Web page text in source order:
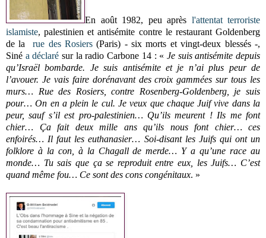
En août 1982, peu après l'attentat terroriste
islamiste, palestinien et antisémite contre le restaurant Goldenberg
de larue des Rosiers(Paris) - six morts et vingt-deux blessés -,
Siné a déclaré sur la radio Carbone 14 : « Je suis antisémite depuis
qu’Israël bombarde. Je suis antisémite et je n’ai plus peur de
l’avouer. Je vais faire dorénavant des croix gammées sur tous les
murs… Rue des Rosiers, contre Rosenberg-Goldenberg, je suis
pour… On en a plein le cul. Je veux que chaque Juif vive dans la
peur, sauf s’il est pro-palestinien… Qu’ils meurent ! Ils me font
chier… Ça fait deux mille ans qu’ils nous font chier… ces
enfoirés… Il faut les euthanasier… Soi-disant les Juifs qui ont un
folklore à la con, à la Chagall de merde… Y a qu’une race au
monde… Tu sais que ça se reproduit entre eux, les Juifs… C’est
quand même fou… Ce sont des cons congénitaux. »